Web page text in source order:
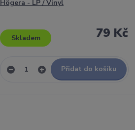
Högera - LP / Vinyl
79 Kč
Skladem
Přidat do košíku